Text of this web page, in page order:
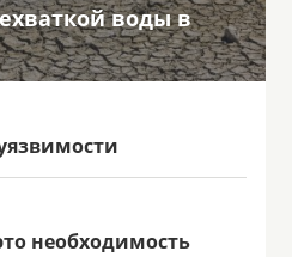
воды в
необходимость